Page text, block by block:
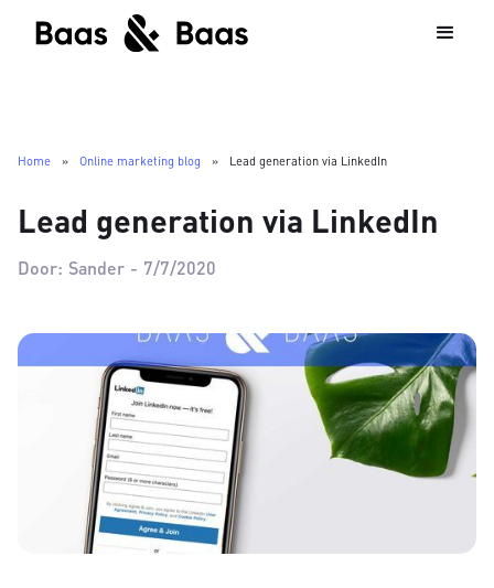
Home » Online marketing blog » Lead generation via LinkedIn
Lead generation via LinkedIn
Door: Sander - 7/7/2020